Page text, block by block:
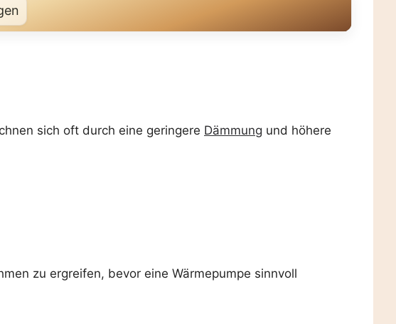
sich oft durch eine geringere Dämmung und höhere
zu ergreifen, bevor eine Wärmepumpe sinnvoll